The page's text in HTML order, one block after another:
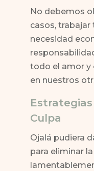
No debemos
casos, trabajar
necesidad
todo el amor y
en nuestros
Culpa
Ojalá pudiera
para eliminar